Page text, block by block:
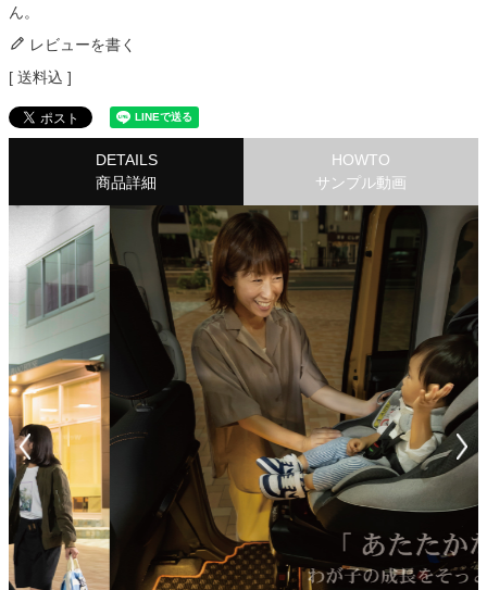
ん。
レビューを書く
送料込
DETAILS
商品詳細
HOWTO
サンプル動画